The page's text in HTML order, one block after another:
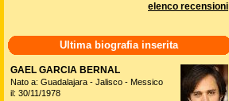
elenco recensioni
Ultima biografia inserita
GAEL GARCIA BERNAL
Nato a: Guadalajara - Jalisco - Messico
il: 30/11/1978